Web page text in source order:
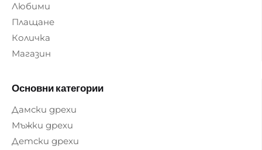
Любими
Плащане
Количка
Магазин
Основни категории
Дамски дрехи
Мъжки дрехи
Детски дрехи